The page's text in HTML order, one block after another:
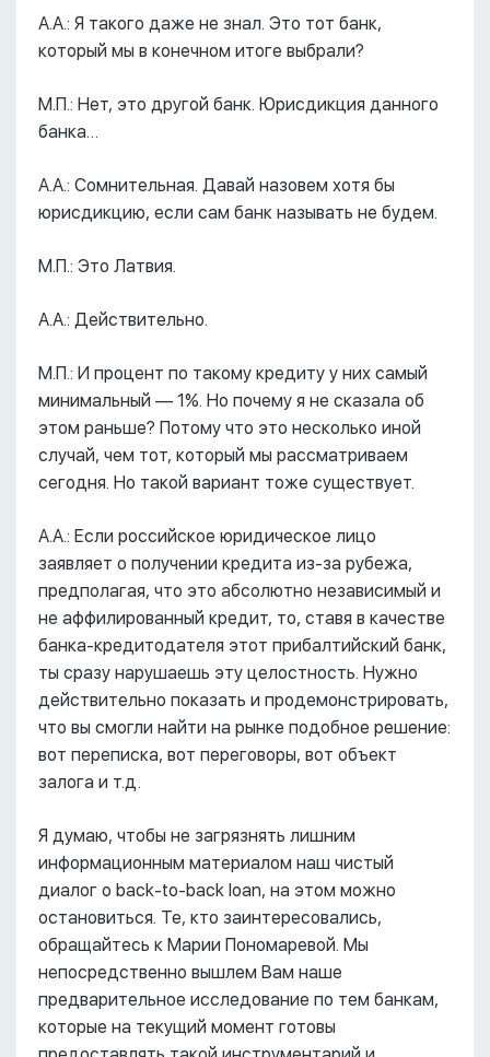
А.А.: Я такого даже не знал. Это тот банк,
который мы в конечном итоге выбрали?
М.П.: Нет, это другой банк. Юрисдикция данного
банка…
А.А.: Сомнительная. Давай назовем хотя бы
юрисдикцию, если сам банк называть не будем.
М.П.: Это Латвия.
А.А.: Действительно.
М.П.: И процент по такому кредиту у них самый
минимальный –– 1%. Но почему я не сказала об
этом раньше? Потому что это несколько иной
случай, чем тот, который мы рассматриваем
сегодня. Но такой вариант тоже существует.
А.А.: Если российское юридическое лицо
заявляет о получении кредита из-за рубежа,
предполагая, что это абсолютно независимый и
не аффилированный кредит, то, ставя в качестве
банка-кредитодателя этот прибалтийский банк,
ты сразу нарушаешь эту целостность. Нужно
действительно показать и продемонстрировать,
что вы смогли найти на рынке подобное решение:
вот переписка, вот переговоры, вот объект
залога и т.д.
Я думаю, чтобы не загрязнять лишним
информационным материалом наш чистый
диалог о back-to-back loan, на этом можно
остановиться. Те, кто заинтересовались,
обращайтесь к Марии Пономаревой. Мы
непосредственно вышлем Вам наше
предварительное исследование по тем банкам,
которые на текущий момент готовы